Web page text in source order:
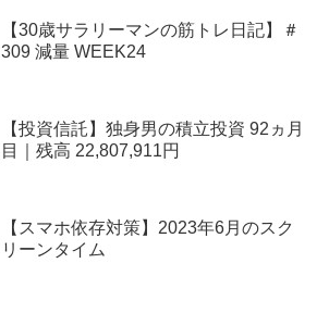
【30歳サラリーマンの筋トレ日記】＃
309 減量 WEEK24
【投資信託】独身男の積立投資 92ヵ月
目｜残高 22,807,911円
【スマホ依存対策】2023年6月のスク
リーンタイム